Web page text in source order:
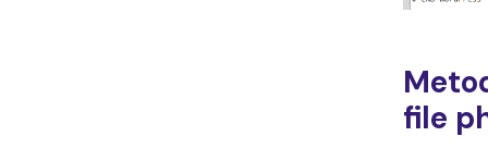
file